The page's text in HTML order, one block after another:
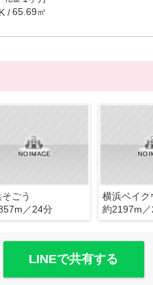
65.69㎡
ごう
／24分
横浜ベイク
約2197m
LINEで共有する